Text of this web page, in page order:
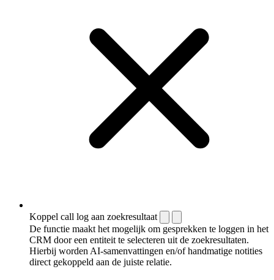
Koppel call log aan zoekresultaat
De functie maakt het mogelijk om gesprekken te loggen in het
CRM door een entiteit te selecteren uit de zoekresultaten.
Hierbij worden AI-samenvattingen en/of handmatige notities
direct gekoppeld aan de juiste relatie.